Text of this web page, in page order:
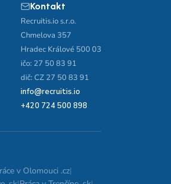
Kontakt
Recruitis.io s.r.o.
Chmelova 357
Hradec Králové 500 03
ičo: 27 50 83 91
dič: CZ 27 50 83 91
info@recruitis.io
+420 724 500 898
v Olomouci .cz|